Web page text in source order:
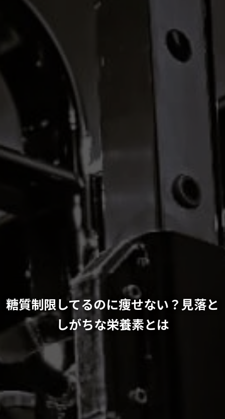
糖質制限してるのに痩せない？見落と
しがちな栄養素とは